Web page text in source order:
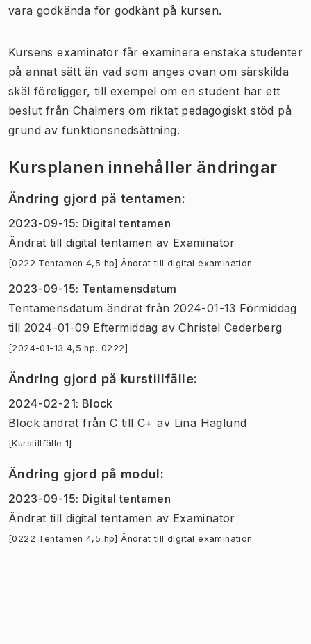
vara godkända för godkänt på kursen.
Kursens examinator får examinera enstaka studenter
på annat sätt än vad som anges ovan om särskilda
skäl föreligger, till exempel om en student har ett
beslut från Chalmers om riktat pedagogiskt stöd på
grund av funktionsnedsättning.
Kursplanen innehåller ändringar
Ändring gjord på tentamen:
2023-09-15: Digital tentamen
Ändrat till digital tentamen av Examinator
[0222 Tentamen 4,5 hp] Ändrat till digital examination
2023-09-15: Tentamensdatum
Tentamensdatum ändrat från 2024-01-13 Förmiddag
till 2024-01-09 Eftermiddag av Christel Cederberg
[2024-01-13 4,5 hp, 0222]
Ändring gjord på kurstillfälle:
2024-02-21: Block
Block ändrat från C till C+ av Lina Haglund
[Kurstillfälle 1]
Ändring gjord på modul:
2023-09-15: Digital tentamen
Ändrat till digital tentamen av Examinator
[0222 Tentamen 4,5 hp] Ändrat till digital examination